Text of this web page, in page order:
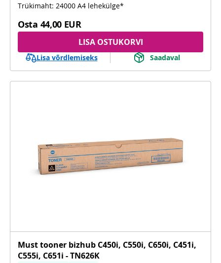
Trükimaht: 24000 A4 lehekülge*
Osta 44,00 EUR
LISA OSTUKORVI
Lisa võrdlemiseks Saadaval
Must tooner bizhub C450i, C550i, C650i, C451i,
C555i, C651i - TN626K